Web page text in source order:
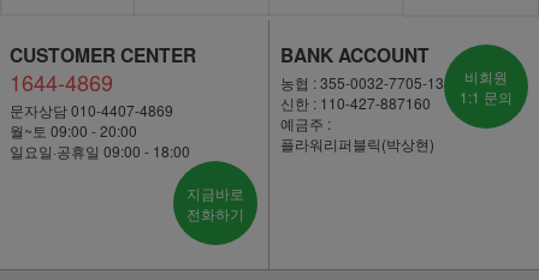
CUSTOMER CENTER
1644-4869
문자상담 010-4407-4869
월~토 09:00 - 20:00
일요일·공휴일 09:00 - 18:00
지금바로
전화하기
BANK ACCOUNT
농협 : 355-0032-7705-13
신한 : 110-427-887160
예금주 :
플라워리퍼블릭(박상현)
비회원
1:1 문의